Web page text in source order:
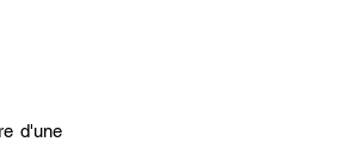
d'une